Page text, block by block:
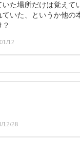
た場所だけは覚えて
いた、というか他の
12
12/28